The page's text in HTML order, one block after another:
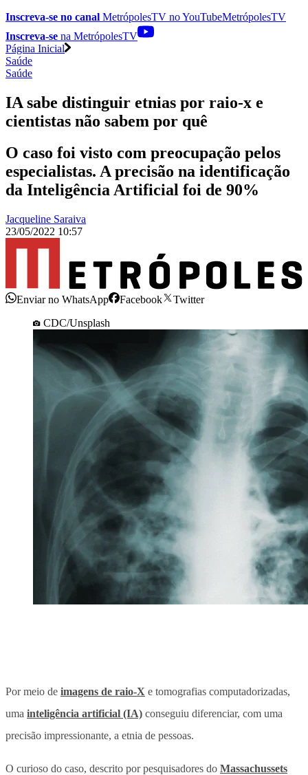
Inscreva-se no canal MetrópolesTV noYouTubeMetrópolesTV
Inscreva-se na MetrópolesTV
Página Inicial
Saúde
Saúde
IA sabe distinguir etnias por raio-x e
cientistas não sabem por quê
O caso foi visto com preocupação pelos
especialistas. A precisão na identificação
da Inteligência Artificial foi de 90%
Jacqueline Saraiva
23/05/2022 10:57
Enviar no WhatsApp Facebook
Twitter
CDC/Unsplash
Por meio de imagens de raio-X e tomografias computadorizadas,
uma inteligência artificial (IA) conseguiu diferenciar, com uma
precisão impressionante, a etnia de pessoas.
O curioso do caso, descrito por pesquisadores do Massachussets